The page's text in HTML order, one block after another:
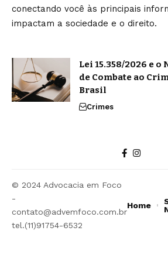
conectando você às principais
impactam a sociedade e o direito.
Lei 15.358/2026 e o
de Combate ao
Brasil
Crimes
© 2024 Advocacia em Foco
-
contato@advemfoco.com.br
tel.(11)91754-6532
Home